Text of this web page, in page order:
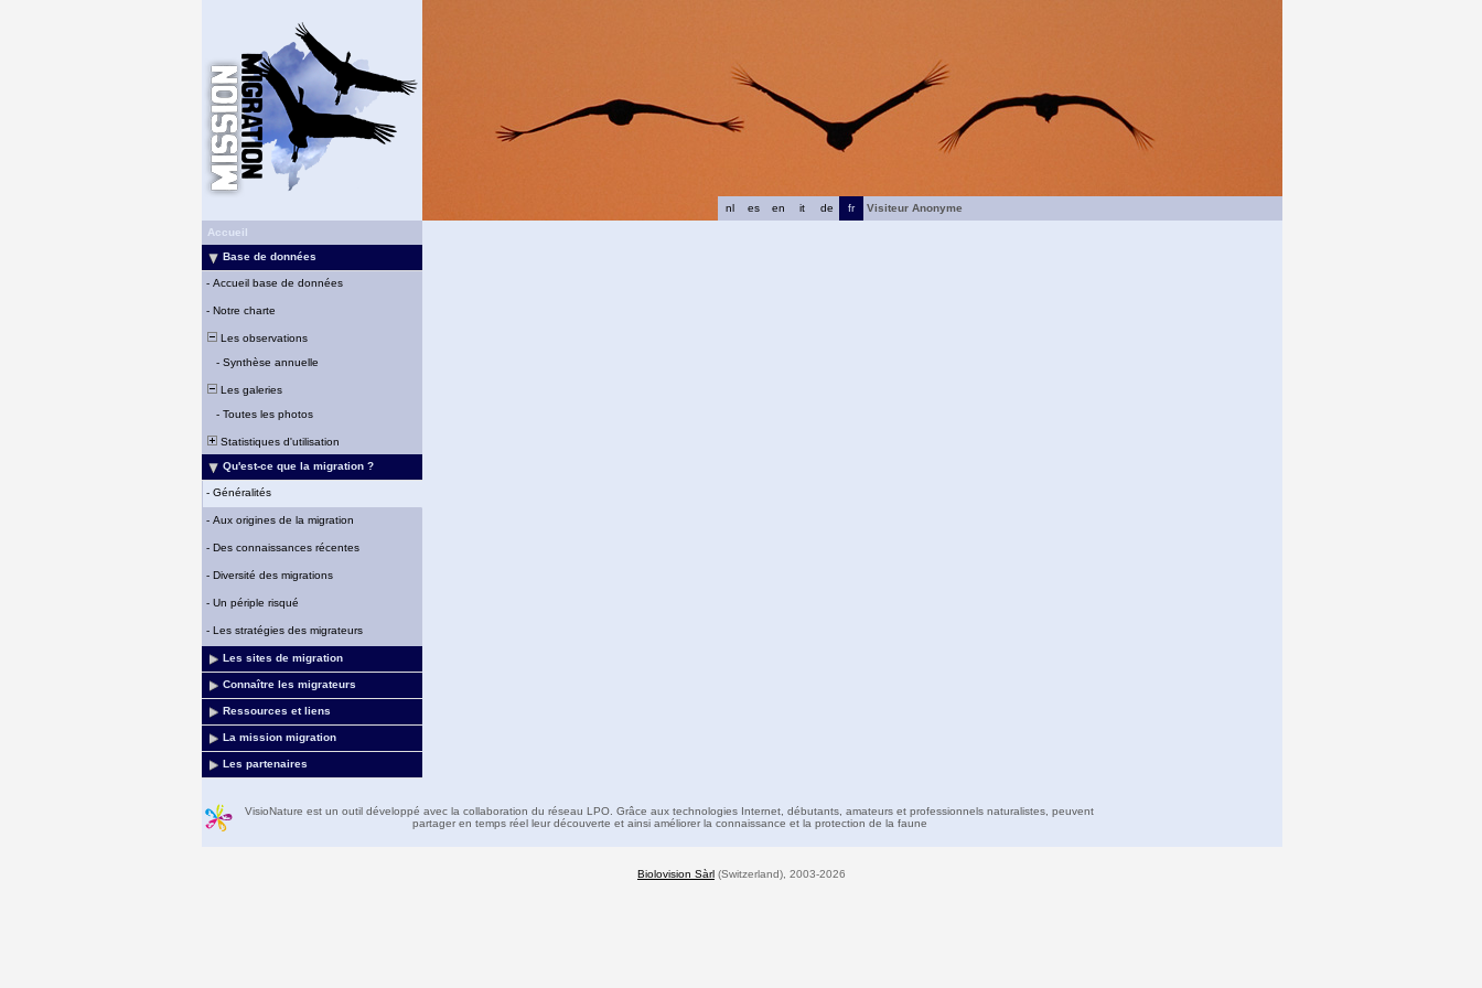
fr
de
it
en
es
nl
Visiteur Anonyme
Accueil
Base de données
- Accueil base de données
- Notre charte
Les observations
- Synthèse annuelle
Les galeries
- Toutes les photos
Statistiques d'utilisation
Qu'est-ce que la migration ?
- Généralités
- Aux origines de la migration
- Des connaissances récentes
- Diversité des migrations
- Un périple risqué
- Les stratégies des migrateurs
Les sites de migration
Connaître les migrateurs
Ressources et liens
La mission migration
Les partenaires
VisioNature est un outil développé avec la collaboration du réseau LPO. Grâce aux technologies Internet, débutants, amateurs et professionnels naturalistes, peuvent
partager en temps réel leur découverte et ainsi améliorer la connaissance et la protection de la faune
Biolovision Sàrl (Switzerland), 2003-2026